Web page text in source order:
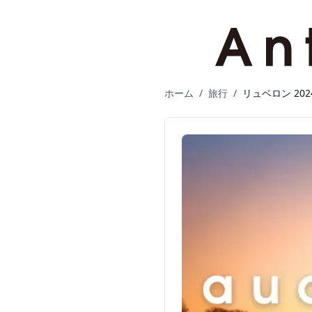
ホーム / 旅行 / リュベロン